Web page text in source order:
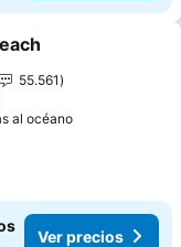
favoritos
55.561
al océanoVer precios
Ver precios